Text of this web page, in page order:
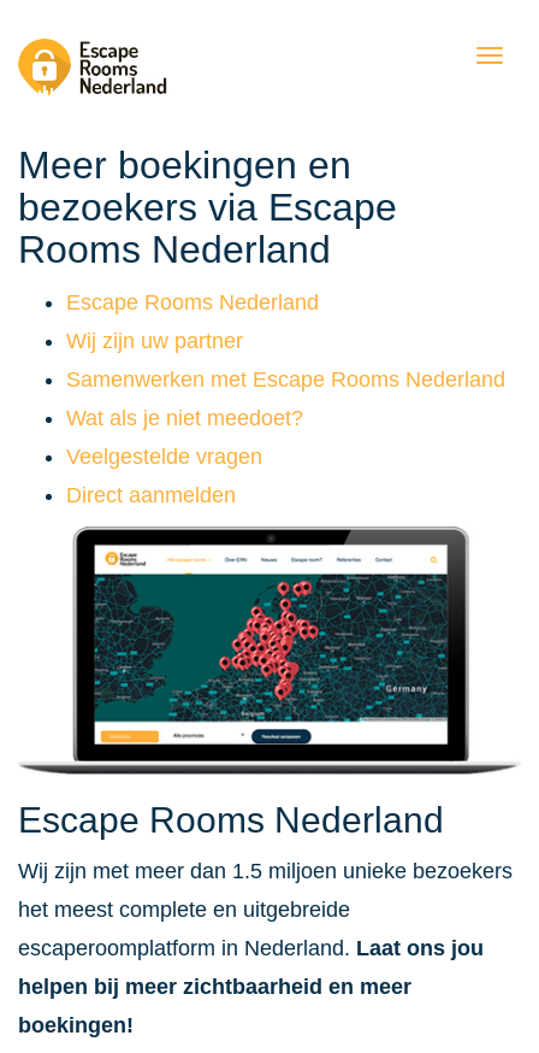
Meer boekingen en
bezoekers via Escape
Rooms Nederland
Escape Rooms Nederland
Wij zijn uw partner
Samenwerken met Escape Rooms Nederland
Wat als je niet meedoet?
Veelgestelde vragen
Direct aanmelden
Escape Rooms Nederland
Wij zijn met meer dan 1.5 miljoen unieke bezoekers
het meest complete en uitgebreide
escaperoomplatform in Nederland. Laat ons jou
helpen bij meer zichtbaarheid en meer
boekingen!